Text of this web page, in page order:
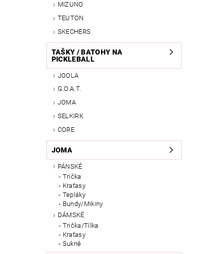
MIZUNO
TEUTON
SKECHERS
TAŠKY / BATOHY NA
PICKLEBALL
JOOLA
G.O.A.T.
JOMA
SELKIRK
CORE
JOMA
PÁNSKÉ
Trička
Kraťasy
Tepláky
Bundy/Mikiny
DÁMSKÉ
Trička/Tílka
Kraťasy
Sukně